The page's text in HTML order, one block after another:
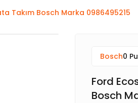
Takım Bosch Marka 0986495215
Bosch0
Ford
Bosch